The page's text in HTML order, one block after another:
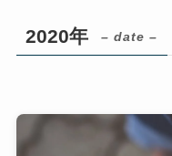
2020年 – date –